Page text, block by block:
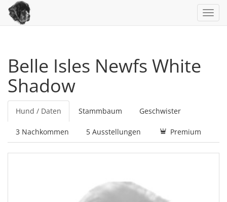
Belle Isles Newfs White
Shadow
Hund / Daten Stammbaum Geschwister
3 Nachkommen 5 Ausstellungen Premium